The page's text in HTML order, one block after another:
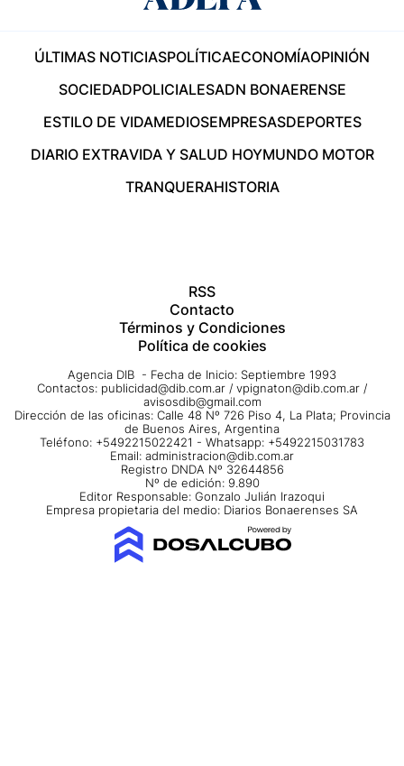
ÚLTIMAS NOTICIASPOLÍTICAECONOMÍAOPINIÓN
SOCIEDADPOLICIALESADN BONAERENSE
ESTILO DE VIDAMEDIOSEMPRESASDEPORTES
DIARIO EXTRAVIDA Y SALUD HOYMUNDO MOTOR
TRANQUERAHISTORIA
RSS
Contacto
Términos y Condiciones
Política de cookies
Agencia DIB - Fecha de Inicio: Septiembre 1993
Contactos: publicidad@dib.com.ar / vpignaton@dib.com.ar /
avisosdib@gmail.com
Dirección de las oficinas: Calle 48 Nº 726 Piso 4, La Plata; Provincia
de Buenos Aires, Argentina
Teléfono: +5492215022421 - Whatsapp: +5492215031783
Email: administracion@dib.com.ar
Registro DNDA Nº 32644856
Nº de edición: 9.890
Editor Responsable: Gonzalo Julián Irazoqui
Empresa propietaria del medio: Diarios Bonaerenses SA